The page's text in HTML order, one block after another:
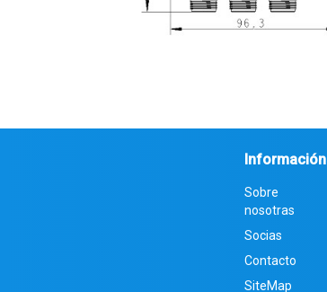
Información
Sobre
nosotras
Socias
Contacto
SiteMap